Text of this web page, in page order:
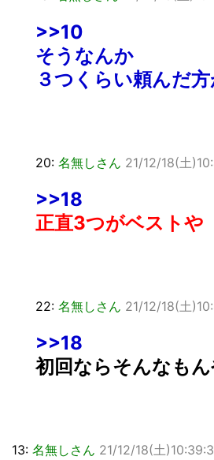
>>10
そうなんか
３つくらい頼んだ
20: 名無しさん 21/12/18(土
>>18
正直3つがベストや
22: 名無しさん 21/12/18(土
>>18
初回ならそんなも
13: 名無しさん 21/12/18(土